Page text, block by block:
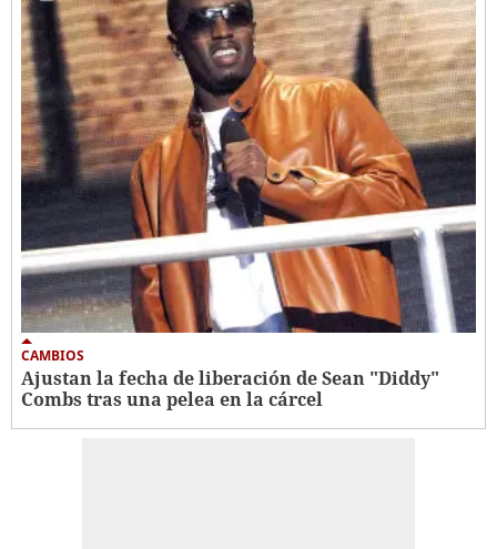
CAMBIOS
Ajustan la fecha de liberación de Sean "Diddy"
Combs tras una pelea en la cárcel